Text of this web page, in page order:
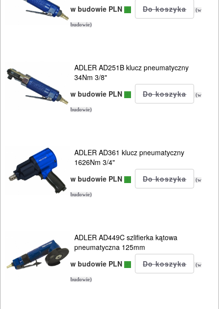
NARZĘDZIA
INSTALACYJNE,
PNEUMATYCZNE
AKCESORIA
KOMPRESORY
NARZĘDZIA
Narzędzia
klucze
udarowe
nitownice
nożyce
w budowie PLN
(w
budowie)
ADLER AD251B klucz pneumatyczny
34Nm 3/8"
w budowie PLN
(w
budowie)
ADLER AD361 klucz pneumatyczny
1626Nm 3/4"
w budowie PLN
(w
budowie)
ADLER AD449C szlifierka kątowa
pneumatyczna 125mm
w budowie PLN
(w
budowie)